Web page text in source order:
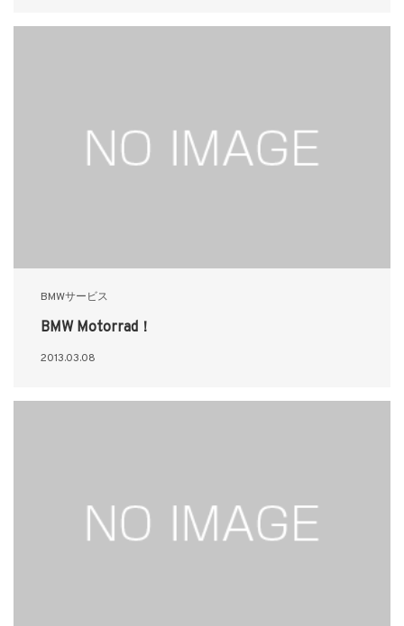
BMWサービス
BMW Motorrad！
2013.03.08